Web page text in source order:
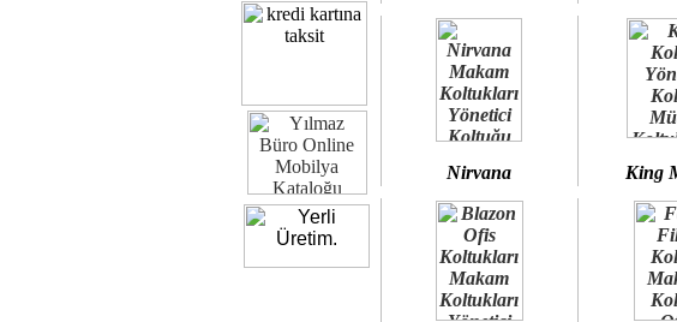
Nirvana King